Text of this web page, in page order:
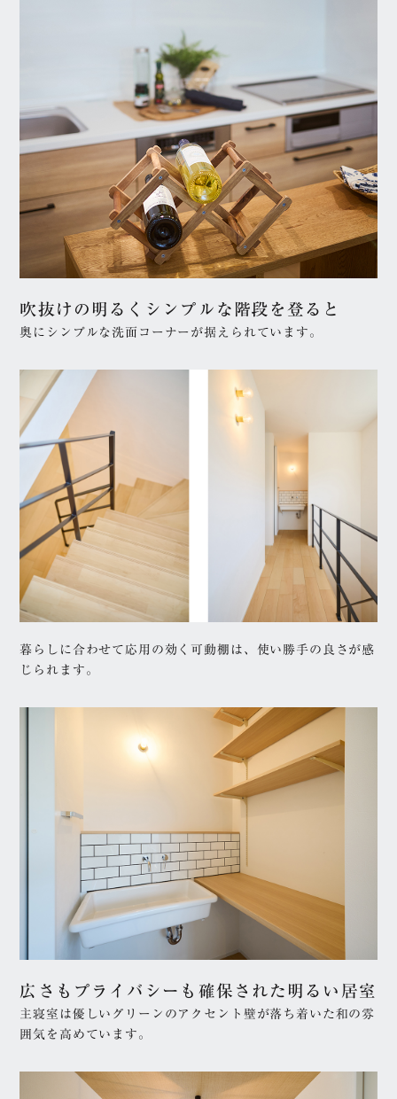
吹抜けの明るくシンプルな階段を登ると
奥にシンプルな洗面コーナーが据えられています。
暮らしに合わせて応用の効く可動棚は、使い勝手の良さが感
じられます。
広さもプライバシーも確保された明るい居室
主寝室は優しいグリーンのアクセント壁が落ち着いた和の雰
囲気を高めています。